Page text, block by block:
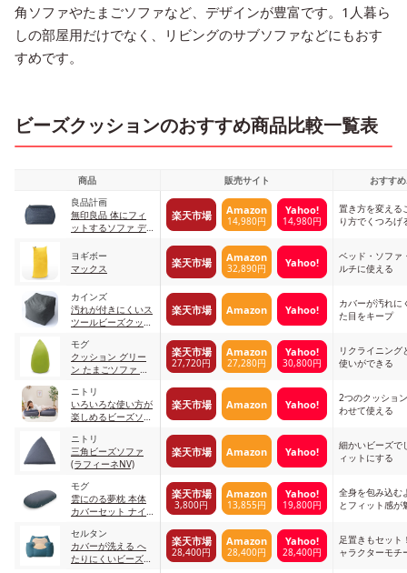
角ソファやたまごソファなど、デザインが豊富です。1人暮ら
しの部屋用だけでなく、リビングのサブソファなどにもおす
すめです。
ビーズクッションのおすすめ商品比較一覧表
商品 販売サイト
おすす
良品計画
無印良品 体にフィ
ットするソファ デ
楽天市場 Amazon
14,980円
Yahoo!
14,980円
置き方を変える
り方でくつろげ
ヨギボー
マックス
楽天市場 Amazon
32,890円 Yahoo!
ベッド・ソファ
ルチに使える
カインズ
汚れが付きにくいス
ツールビーズクッシ
楽天市場 Amazon Yahoo!
カバーが汚れに
た目をキープ
モグ
クッション グリー
ン たまごソファ グ
楽天市場
27,720円
Amazon
27,280円
Yahoo!
30,800円
リクライニング
使いができる
ニトリ
いろいろな使い方が
楽しめるビーズソフ
楽天市場 Amazon Yahoo!
2つのクッショ
わせて使える
ニトリ
三角ビーズソファ
(ラフィーネNV)
楽天市場 Amazon Yahoo!
細かいビーズで
ィットにする
モグ
雲にのる夢枕 本体
カバーセット ナイ
楽天市場
3,800円
Amazon
13,855円
Yahoo!
19,800円
全身を包み込む
とフィット感が
セルタン
カバーが洗える へ
たりにくいビーズソ
楽天市場
28,400円
Amazon
28,400円
Yahoo!
28,400円
足置きもセット
ャラクターモチ